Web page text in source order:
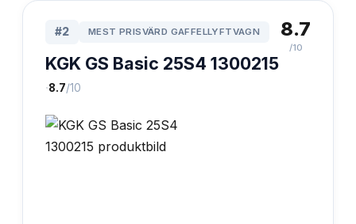
#2 MEST PRISVÄRD GAFFELLYFTVAGN
KGK GS Basic 25S4 1300215
·8.7/10
8.7
/10